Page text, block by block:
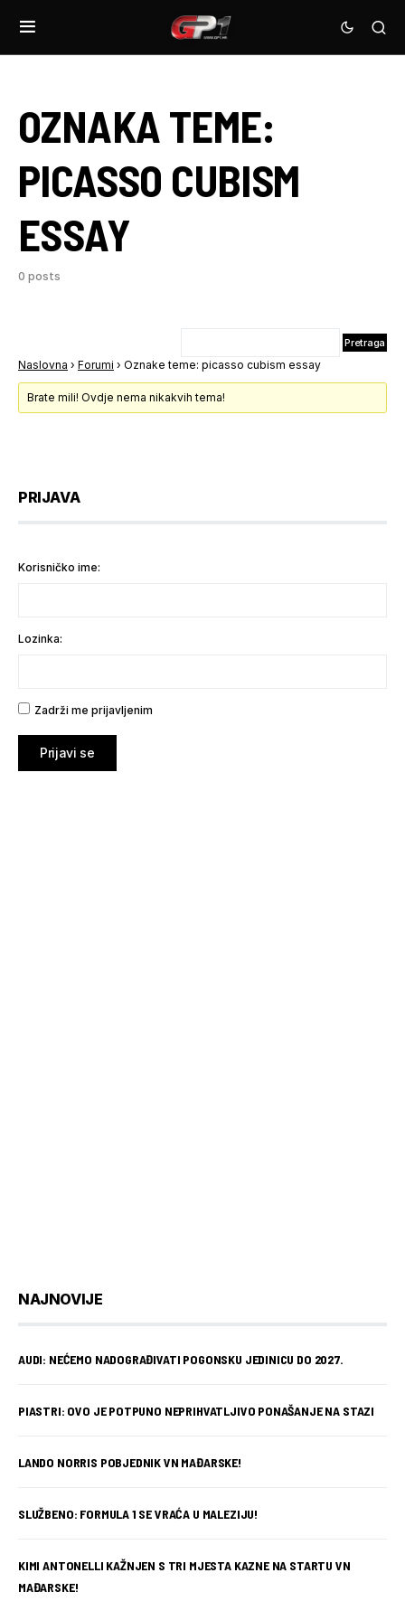
OZNAKA TEME:
PICASSO CUBISM
ESSAY
0 posts
Naslovna › Forumi › Oznake teme: picasso cubism essay
Brate mili! Ovdje nema nikakvih tema!
PRIJAVA
Korisničko ime:
Lozinka:
Zadrži me prijavljenim
Prijavi se
NAJNOVIJE
AUDI: NEĆEMO NADOGRAĐIVATI POGONSKU JEDINICU DO 2027.
PIASTRI: OVO JE POTPUNO NEPRIHVATLJIVO PONAŠANJE NA STAZI
LANDO NORRIS POBJEDNIK VN MAĐARSKE!
SLUŽBENO: FORMULA 1 SE VRAĆA U MALEZIJU!
KIMI ANTONELLI KAŽNJEN S TRI MJESTA KAZNE NA STARTU VN
MAĐARSKE!